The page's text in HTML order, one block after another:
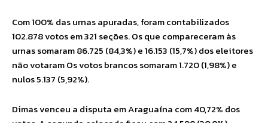
Com 100% das urnas apuradas, foram contabilizados
102.878 votos em 321 seções. Os que compareceram às
urnas somaram 86.725 (84,3%) e 16.153 (15,7%) dos eleitores
não votaram Os votos brancos somaram 1.720 (1,98%) e
nulos 5.137 (5,92%).
Dimas venceu a disputa em Araguaína com 40,72% dos